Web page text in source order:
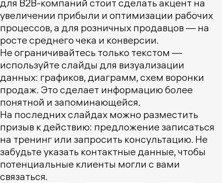
для B2B-компаний стоит сделать акцент на
увеличении прибыли и оптимизации рабочих
процессов, а для розничных продавцов — на
росте среднего чека и конверсии.
Не ограничивайтесь только текстом —
используйте слайды для визуализации
данных: графиков, диаграмм, схем воронки
продаж. Это сделает информацию более
понятной и запоминающейся.
На последних слайдах можно разместить
призыв к действию: предложение записаться
на тренинг или запросить консультацию. Не
забудьте указать контактные данные, чтобы
потенциальные клиенты могли с вами
связаться.